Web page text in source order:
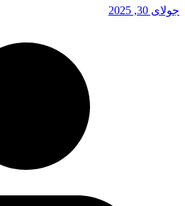
جولای 30, 2025